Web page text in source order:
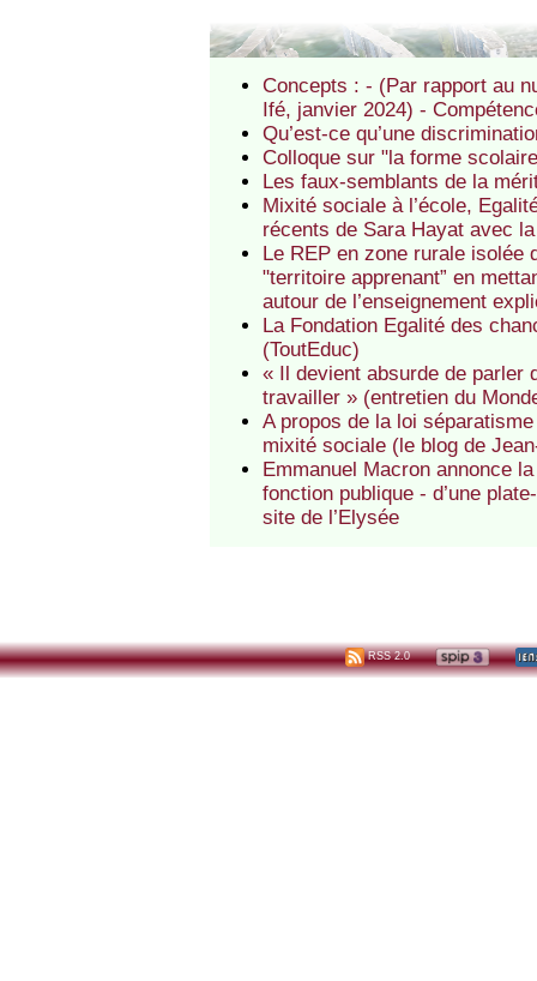
Concepts : - (Par rapport au
Ifé, janvier 2024) -
Qu’est-ce qu’une
Colloque sur "la forme
Les faux-semblants de la
Mixité sociale à l’école,
récents de Sara Hayat avec
Le REP en zone rurale isolée
"territoire apprenant” en
autour de l’enseignement
La Fondation Egalité des
(ToutEduc)
« Il devient absurde de parler
travailler » (entretien du
A propos de la loi
mixité sociale (le blog de
Emmanuel Macron annonce
fonction publique - d’une
site de l’Elysée
RSS 2.0